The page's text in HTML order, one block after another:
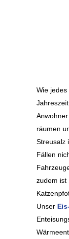
Wie
räumen
Streusalz
Fällen
zudem ist
Unser